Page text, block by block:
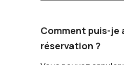
Comment puis-je
réservation ?